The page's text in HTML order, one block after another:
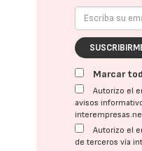
Marcar
Autorizo el
avisos
Autorizo el
de terceros vía